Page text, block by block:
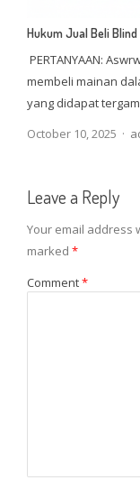
Hukum Jual Beli Blind
PERTANYAAN:
membeli mainan
yang didapat
October 10, 2025
Leave a Reply
Your email address
marked *
Comment*